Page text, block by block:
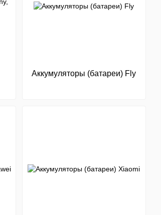
Аккумуляторы (батареи) Fly